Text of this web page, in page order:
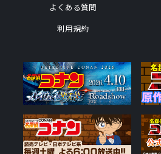
よくある質問
利用規約